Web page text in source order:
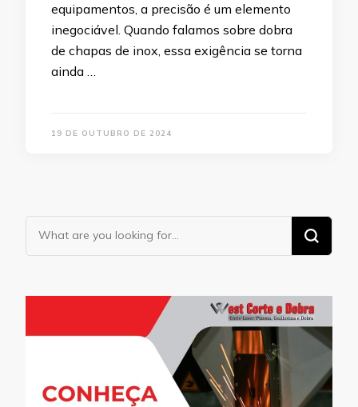
equipamentos, a precisão é um elemento
inegociável. Quando falamos sobre dobra
de chapas de inox, essa exigência se torna
ainda …
19 DE OUTUBRO DE 2024
Looking
for